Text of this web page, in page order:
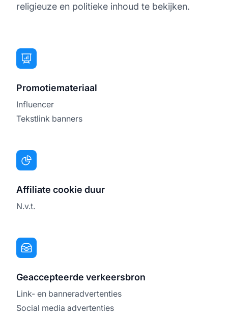
religieuze en politieke inhoud te bekijken.
Promotiemateriaal
Influencer
Tekstlink banners
Affiliate cookie duur
N.v.t.
Geaccepteerde verkeersbron
Link- en banneradvertenties
Social media advertenties